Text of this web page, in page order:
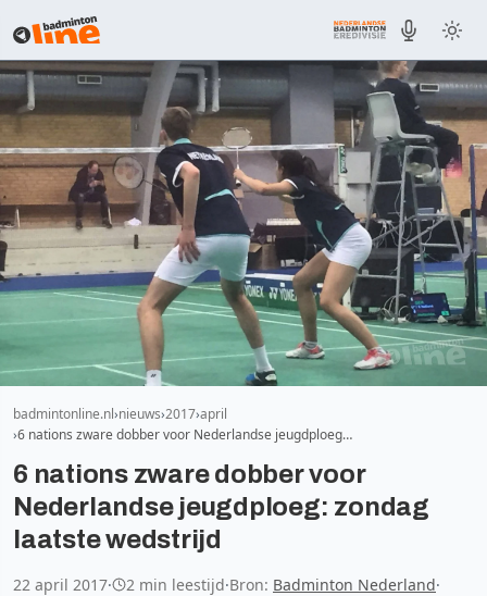
badmintonline.nl nieuws 2017 april
6 nations zware dobber voor Nederlandse jeugdploeg…
6 nations zware dobber voor
Nederlandse jeugdploeg: zondag
laatste wedstrijd
22 april 2017· 2 min leestijd·Bron: Badminton Nederland·